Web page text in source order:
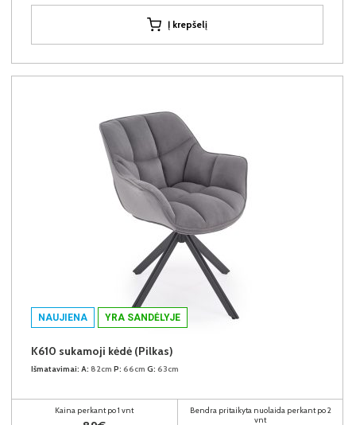
Į krepšelį
NAUJIENA YRA SANDĖLYJE
K610 sukamoji kėdė (Pilkas)
Išmatavimai: A: 82cm P: 66cm G: 63cm
Kaina perkant po 1 vnt
Bendra pritaikyta nuolaida perkant po 2
vnt